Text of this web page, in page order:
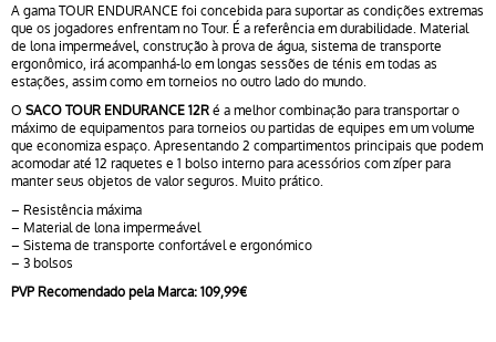
A gama TOUR ENDURANCE foi concebida para suportar as condições extremas
que os jogadores enfrentam no Tour. É a referência em durabilidade. Material
de lona impermeável, construção à prova de água, sistema de transporte
ergonômico, irá acompanhá-lo em longas sessões de ténis em todas as
estações, assim como em torneios no outro lado do mundo.
O SACO TOUR ENDURANCE 12Ré a melhor combinação para transportar o
máximo de equipamentos para torneios ou partidas de equipes em um volume
que economiza espaço. Apresentando 2 compartimentos principais que podem
acomodar até 12 raquetes e 1 bolso interno para acessórios com zíper para
manter seus objetos de valor seguros. Muito prático.
– Resistência máxima
– Material de lona impermeável
– Sistema de transporte confortável e ergonómico
– 3 bolsos
PVP Recomendado pela Marca: 109,99€